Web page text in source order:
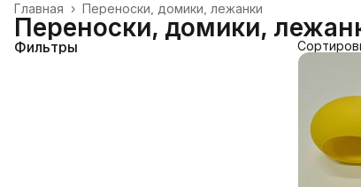
Переноски, домики, лежанки
Главная ›
Переноски, домики,
Фильтры